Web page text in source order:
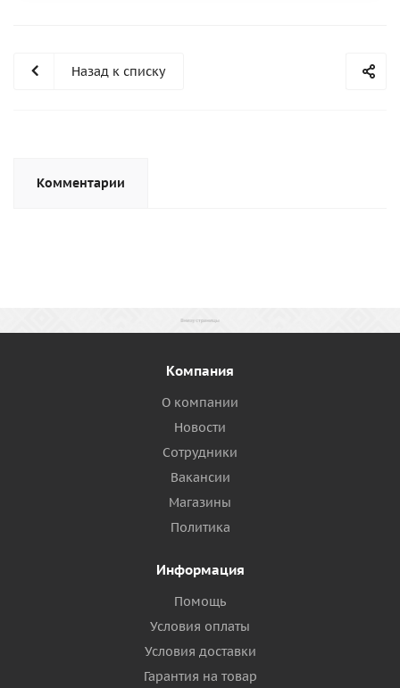
Назад к списку
Комментарии
Компания
О компании
Новости
Сотрудники
Вакансии
Магазины
Политика
Информация
Помощь
Условия оплаты
Условия доставки
Гарантия на товар